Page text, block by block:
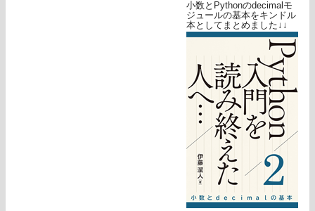
小数とPythonのdecimalモ
ジュールの基本をキンドル
本としてまとめました↓↓